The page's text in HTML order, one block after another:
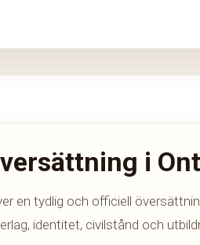
i
en tydlig och officiell
identitet, civilstånd och